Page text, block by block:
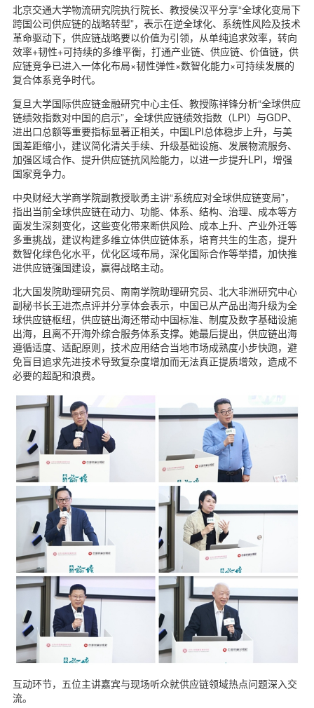
北京交通大学物流研究院执行院长、教授侯汉平分享“全球化变局下
跨国公司供应链的战略转型”，表示在逆全球化、系统性风险及技术
革命驱动下，供应链战略要以价值为引领，从单纯追求效率，转向
效率+韧性+可持续的多维平衡，打通产业链、供应链、价值链，供
应链竞争已进入一体化布局×韧性弹性×数智化能力×可持续发展的
复合体系竞争时代。
复旦大学国际供应链金融研究中心主任、教授陈祥锋分析“全球供应
链绩效指数对中国的启示”，全球供应链绩效指数（LPI）与GDP、
进出口总额等重要指标显著正相关，中国LPI总体稳步上升，与美
国差距缩小，建议简化清关手续、升级基础设施、发展物流服务、
加强区域合作、提升供应链抗风险能力，以进一步提升LPI，增强
国家竞争力。
中央财经大学商学院副教授耿勇主讲“系统应对全球供应链变局”，
指出当前全球供应链在动力、功能、体系、结构、治理、成本等方
面发生深刻变化，这些变化带来断供风险、成本上升、产业外迁等
多重挑战，建议构建多维立体供应链体系，培育共生的生态，提升
数智化绿色化水平，优化区域布局，深化国际合作等举措，加快推
进供应链强国建设，赢得战略主动。
北大国发院助理研究员、南南学院助理研究员、北大非洲研究中心
副秘书长王进杰点评并分享体会表示，中国已从产品出海升级为全
球供应链枢纽，供应链出海还带动中国标准、制度及数字基础设施
出海，且离不开海外综合服务体系支撑。她最后提出，供应链出海
遵循适度、适配原则，技术应用结合当地市场成熟度小步快跑，避
免盲目追求先进技术导致复杂度增加而无法真正提质增效，造成不
必要的超配和浪费。
互动环节，五位主讲嘉宾与现场听众就供应链领域热点问题深入交
流。